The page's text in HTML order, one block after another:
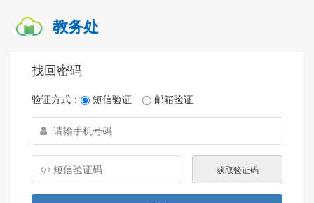
教务处
找回密码
验证方式： 短信验证 邮箱验证